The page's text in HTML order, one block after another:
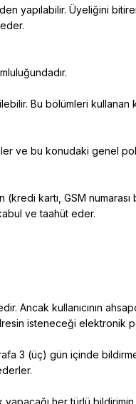
yapılabilir. Üyeliğini
Bu bölümleri kullanan
ve bu konudaki genel
kartı, GSM
ve taahüt eder.
Ancak kullanıcının
isteneceği elektronik
3 (üç) gün içinde
yapacağı her türlü